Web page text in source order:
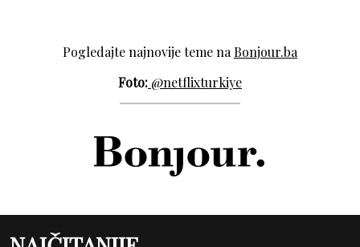
Pogledajte najnovije teme na Bonjour.ba
Foto: @netflixturkiye